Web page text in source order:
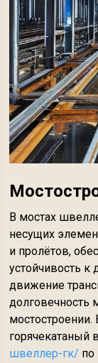
В мостах
несущих
и пролётов,
устойчивость к
движение
долговечность
горячекатаный
швеллер-гк/ по